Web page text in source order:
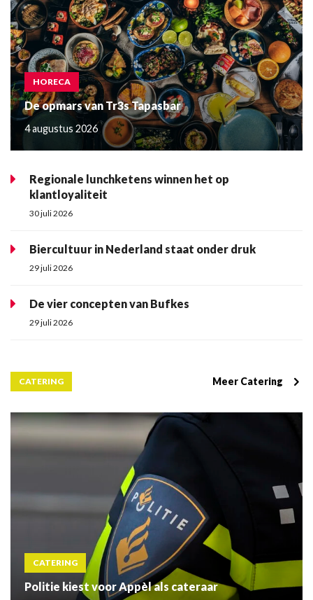
HORECA
De opmars van Tr3s Tapasbar
4 augustus 2026
Regionale lunchketens winnen het op
klantloyaliteit
30 juli 2026
Biercultuur in Nederland staat onder druk
29 juli 2026
De vier concepten van Bufkes
29 juli 2026
CATERING Meer Catering
CATERING
Politie kiest voor Appèl als cateraar